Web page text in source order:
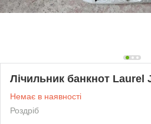
Лічильник банкнот Laurel
Немає в наявності
Роздріб